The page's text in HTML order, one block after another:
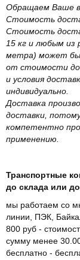
Обращаем Ваше
Стоимость
Стоимость
15 кг и любым из
метра) может
от стоимости
и условия
индивидуально.
Доставка
доставки,
компетентно
применению.
Транспортные
до склада или
мы работаем со
линии, ПЭК,
800 руб -
сумму менее
бесплатно -